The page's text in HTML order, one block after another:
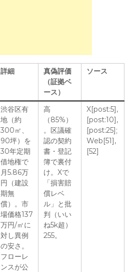
詳細
真偽評価
（証拠ベ
ース）
ソース
渋谷区有
地（約
300㎡、
90坪）を
30年定期
借地権で
月5.86万
円（建設
期無
償）。市
場価格137
万円/㎡に
対し異例
の安さ。
フローレ
ンスが公
高
（85%）
。区議確
認の契約
書・登記
簿で裏付
け。Xで
「損害賠
償レベ
ル」と批
判（いい
ね5k超）
255。
X[post:5],
[post:10],
[post:25];
Web[51],
[52]